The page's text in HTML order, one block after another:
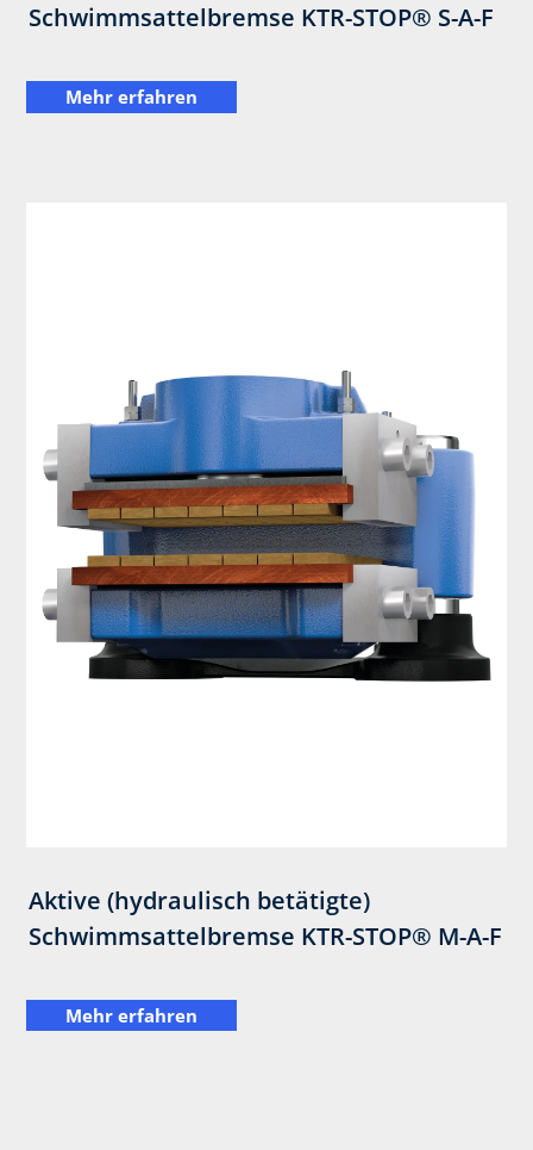
Schwimmsattelbremse KTR-STOP® S-A-F
Mehr erfahren
Aktive (hydraulisch betätigte)
Schwimmsattelbremse KTR-STOP® M-A-F
Mehr erfahren